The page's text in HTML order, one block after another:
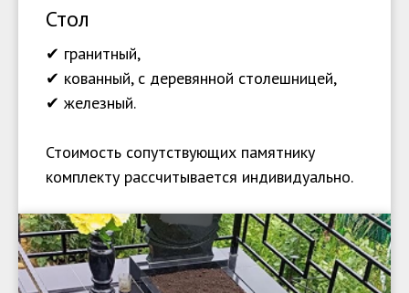
Стол
✔ гранитный,
✔ кованный, с деревянной столешницей,
✔ железный.
Стоимость сопутствующих памятнику
комплекту рассчитывается индивидуально.